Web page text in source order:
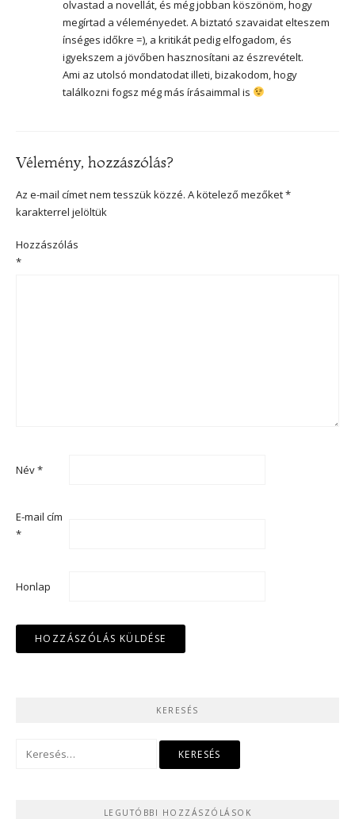
olvastad a novellát, és még jobban köszönöm, hogy
megírtad a véleményedet. A biztató szavaidat elteszem
ínséges időkre =), a kritikát pedig elfogadom, és
igyekszem a jövőben hasznosítani az észrevételt.
Ami az utolsó mondatodat illeti, bizakodom, hogy
találkozni fogsz még más írásaimmal is
Vélemény, hozzászólás?
Az e-mail címet nem tesszük közzé. A kötelező mezőket*
karakterrel jelöltük
Hozzászólás
*
Név*
E-mail cím
*
Honlap
KERESÉS
LEGUTÓBBI HOZZÁSZÓLÁSOK